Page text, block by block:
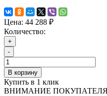
Цена: 44 288 ₽
Количество:
+
-
В корзину
Купить в 1 клик
ВНИМАНИЕ